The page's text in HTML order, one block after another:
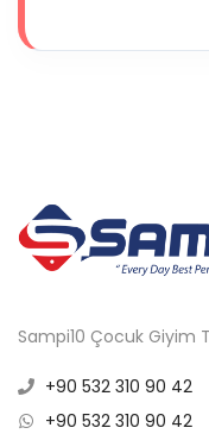
Sampi10 Çocuk Giyim
+90 532 310 90 42
+90 532 310 90 42